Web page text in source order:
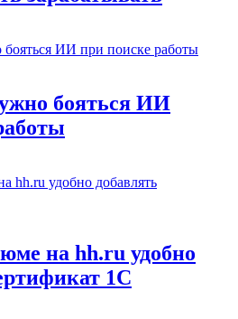
бояться ИИ
на hh.ru удобно
1С